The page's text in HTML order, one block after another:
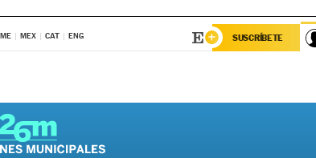
MEX CAT ENG SUSCRÍBETE